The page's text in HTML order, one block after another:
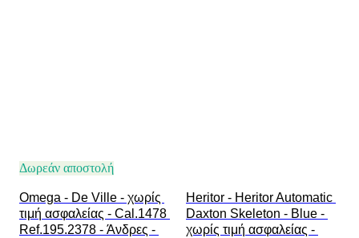
Δωρεάν αποστολή
Omega - De Ville - χωρίς
τιμή ασφαλείας - Cal.1478
Ref.195.2378 - Άνδρες -
Heritor - Heritor Automatic
Daxton Skeleton - Blue -
χωρίς τιμή ασφαλείας -